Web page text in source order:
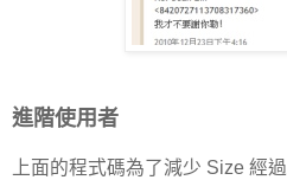
進階使用者
上面的程式碼為了減少 Size 經過